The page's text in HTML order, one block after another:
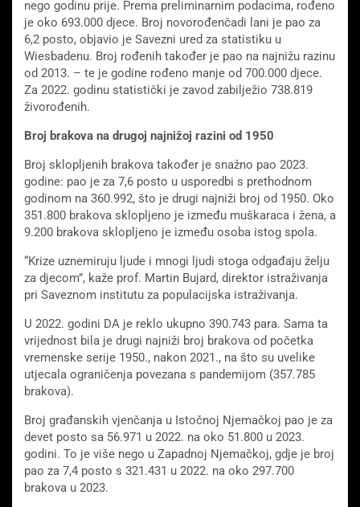
nego godinu prije. Prema preliminarnim podacima, rođeno
je oko 693.000 djece. Broj novorođenčadi lani je pao za
6,2 posto, objavio je Savezni ured za statistiku u
Wiesbadenu. Broj rođenih također je pao na najnižu razinu
od 2013. – te je godine rođeno manje od 700.000 djece.
Za 2022. godinu statistički je zavod zabilježio 738.819
živorođenih.
Broj brakova na drugoj najnižoj razini od 1950
Broj sklopljenih brakova također je snažno pao 2023.
godine: pao je za 7,6 posto u usporedbi s prethodnom
godinom na 360.992, što je drugi najniži broj od 1950. Oko
351.800 brakova sklopljeno je između muškaraca i žena, a
9.200 brakova sklopljeno je između osoba istog spola.
“Krize uznemiruju ljude i mnogi ljudi stoga odgađaju želju
za djecom”, kaže prof. Martin Bujard, direktor istraživanja
pri Saveznom institutu za populacijska istraživanja.
U 2022. godini DA je reklo ukupno 390.743 para. Sama ta
vrijednost bila je drugi najniži broj brakova od početka
vremenske serije 1950., nakon 2021., na što su uvelike
utjecala ograničenja povezana s pandemijom (357.785
brakova).
Broj građanskih vjenčanja u Istočnoj Njemačkoj pao je za
devet posto sa 56.971 u 2022. na oko 51.800 u 2023.
godini. To je više nego u Zapadnoj Njemačkoj, gdje je broj
pao za 7,4 posto s 321.431 u 2022. na oko 297.700
brakova u 2023.